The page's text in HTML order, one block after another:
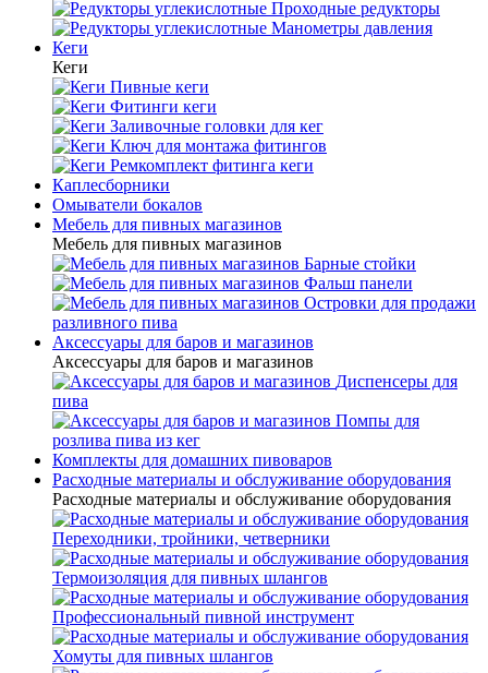
Проходные редукторы
Манометры давления
Кеги
Кеги
Пивные кеги
Фитинги кеги
Заливочные головки для кег
Ключ для монтажа фитингов
Ремкомплект фитинга кеги
Каплесборники
Омыватели бокалов
Мебель для пивных магазинов
Мебель для пивных магазинов
Барные стойки
Фальш панели
Островки для продажи
разливного пива
Аксессуары для баров и магазинов
Аксессуары для баров и магазинов
Диспенсеры для
пива
Помпы для
розлива пива из кег
Комплекты для домашних пивоваров
Расходные материалы и обслуживание оборудования
Расходные материалы и обслуживание оборудования
Переходники, тройники, четверники
Термоизоляция для пивных шлангов
Профессиональный пивной инструмент
Хомуты для пивных шлангов